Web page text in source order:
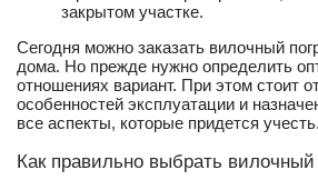
закрытом участке.
Сегодня можно заказать вилочный
дома. Но прежде нужно определить
отношениях вариант. При этом стоит
особенностей эксплуатации и
все аспекты, которые придется учесть.
Как правильно выбрать вилочный